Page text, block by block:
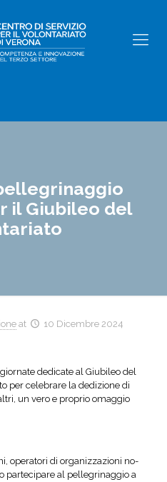
il Giubileo del
at 10 Dicembre 2024
dedicate al Giubileo del
per celebrare la dedizione di
un vero e proprio omaggio
operatori di organizzazioni no-
partecipare al pellegrinaggio a